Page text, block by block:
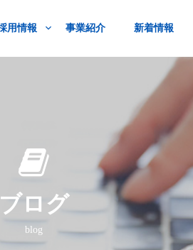
用情報 事業紹介 新着情報
ブログ
blog